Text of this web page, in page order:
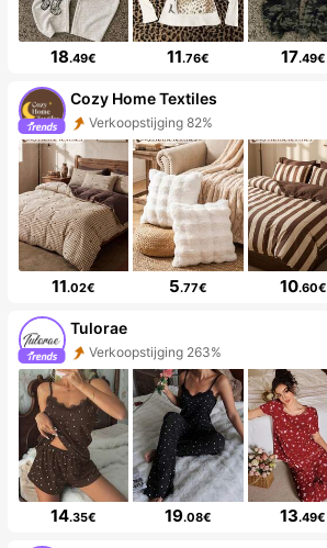
18.49€ 11.76€ 17.49€
Cozy Home Textiles
Verkoopstijging 82%
11.02€ 5.77€ 10.60€
Tulorae
Verkoopstijging 263%
14.35€ 19.08€ 13.49€